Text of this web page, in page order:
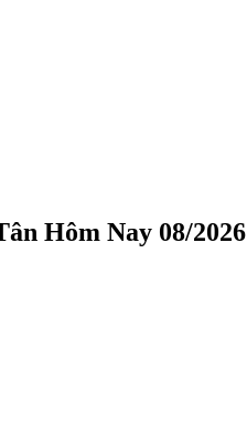
Hôm Nay 08/2026